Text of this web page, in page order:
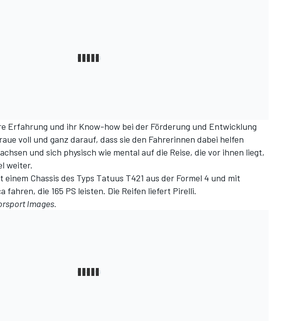
Erfahrung und ihr Know-how bei der Förderung und Entwicklung
voll und ganz darauf, dass sie den Fahrerinnen dabei helfen
und sich physisch wie mental auf die Reise, die vor ihnen liegt,
weiter.
einem Chassis des Typs Tatuus T421 aus der Formel 4 und mit
fahren, die 165 PS leisten. Die Reifen liefert Pirelli.
Images.